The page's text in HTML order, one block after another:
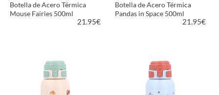
Botella de Acero Térmica
Mouse Fairies 500ml
21.95€
VER PRODUCTO
Botella de Acero Térmica
Pandas in Space 500ml
21.95€
VER PRODUCTO